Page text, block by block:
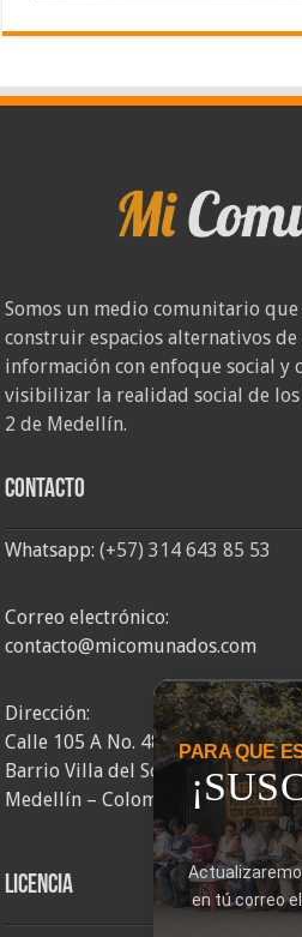
Somos un medio comunitario
construir espacios alternativos de
información con enfoque social y
visibilizar la realidad social de
2 de Medellín.
Contacto
Whatsapp:(+57) 314 643 85 53
Correo electrónico:
contacto@micomunados.com
Dirección:
Calle 105 A No. 48AA – 58
Barrio Villa del Socorro
Medellín – Colombia
Licencia
PARA QUE
en tú correo